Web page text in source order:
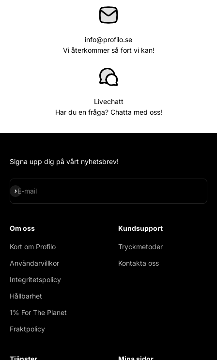
info@profilo.se
Vi återkommer så fort vi kan!
Livechatt
Har du en fråga? Chatta med oss!
Signa upp dig på vårt nyhetsbrev!
E-mail
Subscribe
Om oss
Kort om Profilo
Användarvillkor
Integritetspolicy
Hållbarhet
1% For The Planet
Fraktpolicy
Kundsupport
Tryckmetoder
Kontakta oss